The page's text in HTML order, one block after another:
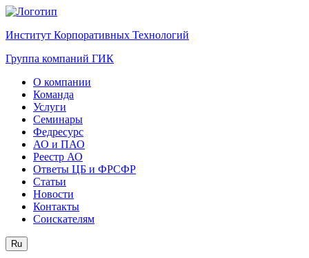
Институт Корпоративных Технологий
Группа компаний ГИК
О компании
Команда
Услуги
Семинары
Федресурс
АО и ПАО
Реестр АО
Ответы ЦБ и ФРСФР
Статьи
Новости
Контакты
Соискателям
Ru